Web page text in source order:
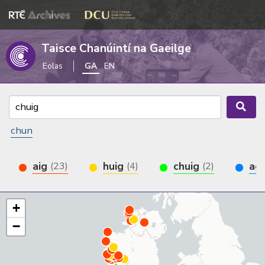
Taisce Chanúintí na Gaeilge
Eolas GA EN
chun
aig (23) huig (4) chuig (2) ag
+
−